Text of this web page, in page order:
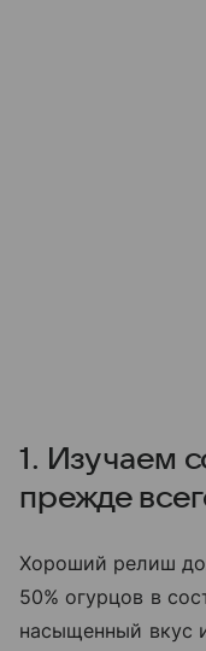
1. Изучаем
прежде
Хороший релиш
50% огурцов в
насыщенный вкус